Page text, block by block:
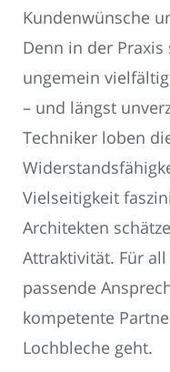
Kundenwünsche
Denn in der
ungemein
– und längst
Techniker loben
Vielseitigkeit
Architekten
Attraktivität. Für
passende
kompetente
Lochbleche geht.